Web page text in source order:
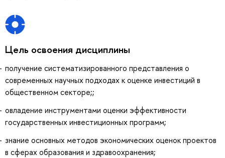
Цель освоения дисциплины
получение систематизированного представления о
современных научных подходах к оценке инвестиций в
общественном секторе;;
овладение инструментами оценки эффективности
государственных инвестиционных программ;
знание основных методов экономических оценок проектов
в сферах образования и здравоохранения;